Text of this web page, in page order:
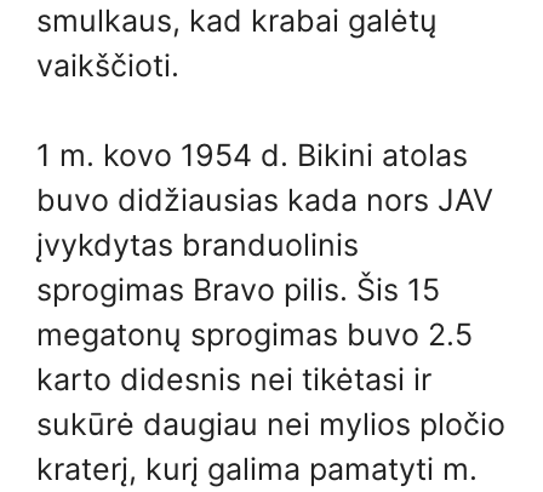
smulkaus, kad krabai galėtų
vaikščioti.
1 m. kovo 1954 d. Bikini atolas
buvo didžiausias kada nors JAV
įvykdytas branduolinis
sprogimas Bravo pilis. Šis 15
megatonų sprogimas buvo 2.5
karto didesnis nei tikėtasi ir
sukūrė daugiau nei mylios pločio
kraterį, kurį galima pamatyti m.